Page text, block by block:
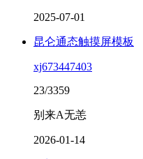
2025-07-01
昆仑通态触摸屏模板
xj673447403
23/3359
别来A无恙
2026-01-14